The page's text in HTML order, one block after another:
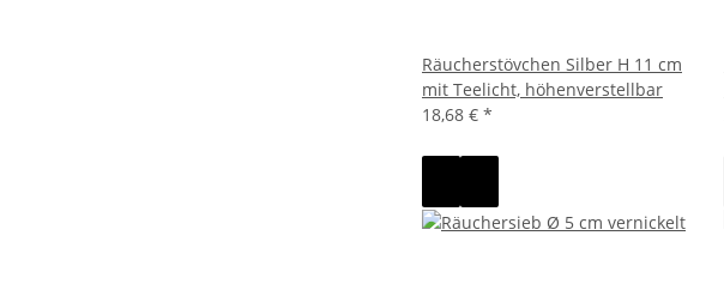
Räucherstövchen Silber H 11 cm
mit Teelicht, höhenverstellbar
18,68 € *